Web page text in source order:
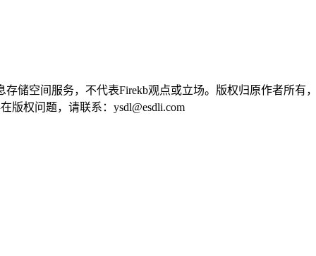
储空间服务，不代表Firekb观点或立场。版权归原作者所
版权问题，请联系：ysdl@esdli.com